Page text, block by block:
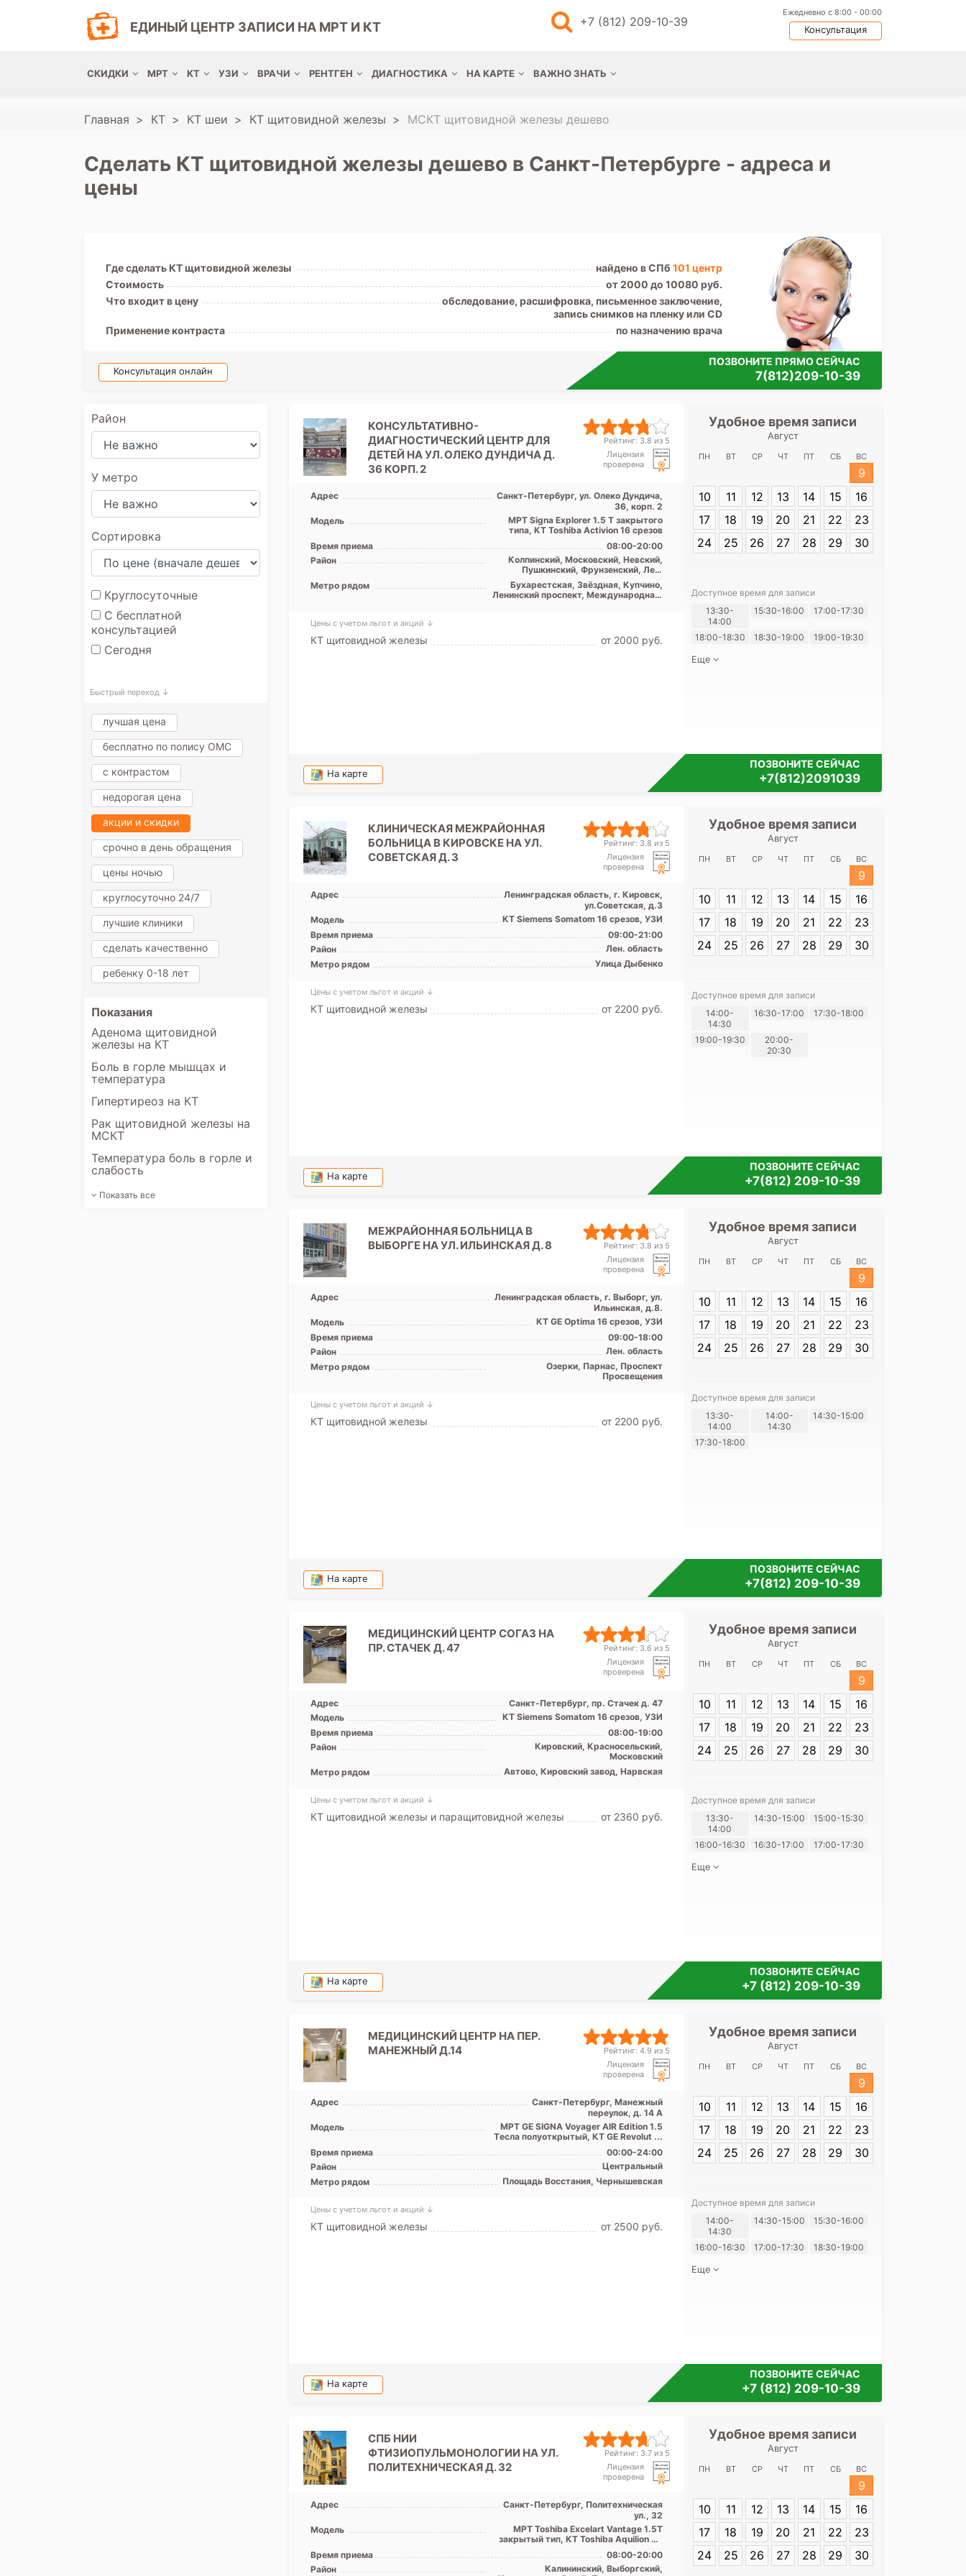
ЕДИНЫЙ ЦЕНТР ЗАПИСИ НА МРТ И КТ +7 (812) 209-10-39
Ежедневно с 8:00 - 00:00
Консультация
СКИДКИ МРТ КТ УЗИ ВРАЧИ РЕНТГЕН ДИАГНОСТИКА НА КАРТЕ ВАЖНО ЗНАТЬ
Главная КТ КТ шеи КТ щитовидной железы МСКТ щитовидной железы дешево
Сделать КТ щитовидной железы дешево в Санкт-Петербурге - адреса и
цены
Где сделать КТ щитовидной железы найдено в СПб 101 центр
Стоимость
от 2000 до 10080 руб.
Что входит в цену
обследование, расшифровка, письменное заключение,
запись снимков на пленку или CD
Применение контраста
по назначению врача
Консультация онлайн
ПОЗВОНИТЕ ПРЯМО СЕЙЧАС
7(812)209-10-39
Район
У метро
Сортировка
Круглосуточные
С бесплатной
консультацией
Сегодня
Быстрый переход ↓
лучшая цена
бесплатно по полису ОМС
с контрастом
недорогая цена
акции и скидки
срочно в день обращения
цены ночью
круглосуточно 24/7
лучшие клиники
сделать качественно
ребенку 0-18 лет
Показания
Аденома щитовидной
железы на КТ
Боль в горле мышцах и
температура
Гипертиреоз на КТ
Рак щитовидной железы на
МСКТ
Температура боль в горле и
слабость
Показать все
КОНСУЛЬТАТИВНО-
ДИАГНОСТИЧЕСКИЙ ЦЕНТР ДЛЯ
ДЕТЕЙ НА УЛ. ОЛЕКО ДУНДИЧА Д.
36 КОРП. 2
Рейтинг: 3.8 из 5
Лицензия
проверена
Адрес
Санкт-Петербург, ул. Олеко Дундича,
36, корп. 2
Модель
МРТ Signa Explorer 1.5 Т закрытого
типа, КТ Toshiba Activion 16 срезов
Время приема
08:00-20:00
Район
Колпинский, Московский, Невский,
Пушкинский, Фрунзенский, Лен.
область
Метро рядом
Бухарестская, Звёздная, Купчино,
Ленинский проспект, Международная,
Цены с учетом льгот и акций ↓
КТ щитовидной железы от 2000 pуб.
Удобное время записи
Август
ПН ВТ СР ЧТ ПТ СБ ВС
9
10
11 12 13 14 15
16
17
18 19 20 21 22
23
24
25 26 27 28 29 30
Доступное время для записи
13:30-
14:00
15:30-16:00 17:00-17:30
18:00-18:30 18:30-19:00 19:00-19:30
Еще
На карте
ПОЗВОНИТЕ СЕЙЧАС
+7(812)2091039
КЛИНИЧЕСКАЯ МЕЖРАЙОННАЯ
БОЛЬНИЦА В КИРОВСКЕ НА УЛ.
СОВЕТСКАЯ Д. 3
Рейтинг: 3.8 из 5
Лицензия
проверена
Адрес
Ленинградская область, г. Кировск,
ул.Советская, д.3
Модель
КТ Siemens Somatom 16 срезов, УЗИ
Время приема
09:00-21:00
Район
Лен. область
Метро рядом
Улица Дыбенко
Цены с учетом льгот и акций ↓
КТ щитовидной железы от 2200 pуб.
Удобное время записи
Август
ПН ВТ СР ЧТ ПТ СБ ВС
9
10
11 12 13 14 15
16
17
18 19 20 21 22
23
24
25 26 27 28 29 30
Доступное время для записи
14:00-
14:30
16:30-17:00 17:30-18:00
19:00-19:30
20:00-
20:30
На карте
ПОЗВОНИТЕ СЕЙЧАС
+7(812) 209-10-39
МЕЖРАЙОННАЯ БОЛЬНИЦА В
ВЫБОРГЕ НА УЛ. ИЛЬИНСКАЯ Д. 8
Рейтинг: 3.8 из 5
Лицензия
проверена
Адрес
Ленинградская область, г. Выборг, ул.
Ильинская, д.8.
Модель
КТ GE Optima 16 срезов, УЗИ
Время приема
09:00-18:00
Район
Лен. область
Метро рядом
Озерки, Парнас, Проспект
Просвещения
Цены с учетом льгот и акций ↓
КТ щитовидной железы от 2200 pуб.
Удобное время записи
Август
ПН ВТ СР ЧТ ПТ СБ ВС
9
10
11 12 13 14 15
16
17
18 19 20 21 22
23
24
25 26 27 28 29 30
Доступное время для записи
13:30-
14:00
14:00-
14:30
14:30-15:00
17:30-18:00
На карте
ПОЗВОНИТЕ СЕЙЧАС
+7(812) 209-10-39
МЕДИЦИНСКИЙ ЦЕНТР СОГАЗ НА
ПР. СТАЧЕК Д. 47
Рейтинг: 3.6 из 5
Лицензия
проверена
Адрес
Санкт-Петербург, пр. Стачек д. 47
Модель
КТ Siemens Somatom 16 срезов, УЗИ
Время приема
08:00-19:00
Район
Кировский, Красносельский,
Московский
Метро рядом
Автово, Кировский завод, Нарвская
Цены с учетом льгот и акций ↓
КТ щитовидной железы и паращитовидной железы от 2360 pуб.
Удобное время записи
Август
ПН ВТ СР ЧТ ПТ СБ ВС
9
10
11 12 13 14 15
16
17
18 19 20 21 22
23
24
25 26 27 28 29 30
Доступное время для записи
13:30-
14:00
14:30-15:00 15:00-15:30
16:00-16:30 16:30-17:00 17:00-17:30
Еще
На карте
ПОЗВОНИТЕ СЕЙЧАС
+7 (812) 209-10-39
МЕДИЦИНСКИЙ ЦЕНТР НА ПЕР.
МАНЕЖНЫЙ Д.14
Рейтинг: 4.9 из 5
Лицензия
проверена
Адрес
Санкт-Петербург, Манежный
переулок, д. 14 А
Модель
МРТ GE SIGNA Voyager AIR Edition 1.5
Tесла полуоткрытый, КТ GE Revolut ...
Время приема
00:00-24:00
Район
Центральный
Метро рядом
Площадь Восстания, Чернышевская
Цены с учетом льгот и акций ↓
КТ щитовидной железы от 2500 pуб.
Удобное время записи
Август
ПН ВТ СР ЧТ ПТ СБ ВС
9
10
11 12 13 14 15
16
17
18 19 20 21 22
23
24
25 26 27 28 29 30
Доступное время для записи
14:00-
14:30
14:30-15:00 15:30-16:00
16:00-16:30 17:00-17:30 18:30-19:00
Еще
На карте
ПОЗВОНИТЕ СЕЙЧАС
+7 (812) 209-10-39
СПБ НИИ
ФТИЗИОПУЛЬМОНОЛОГИИ НА УЛ.
ПОЛИТЕХНИЧЕСКАЯ Д. 32
Рейтинг: 3.7 из 5
Лицензия
проверена
Адрес
Санкт-Петербург, Политехническая
ул., 32
Модель
МРТ Toshiba Excelart Vantage 1.5T
закрытый тип, КТ Toshiba Aquilion 32
...
Время приема
08:00-20:00
Район
Калининский, Выборгский,
Удобное время записи
Август
ПН ВТ СР ЧТ ПТ СБ ВС
9
10
11 12 13 14 15
16
17
18 19 20 21 22
23
24
25 26 27 28 29 30